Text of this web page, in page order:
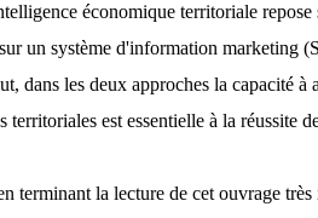
économique territoriale repose
un système d'information marketing
dans les deux approches la capacité à
territoriales est essentielle à la réussite
terminant la lecture de cet ouvrage